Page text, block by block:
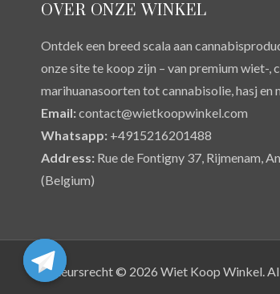
OVER ONZE WINKEL
Ontdek een breed scala aan
onze site te koop zijn – van premium wiet-,
marihuanasoorten tot cannabisolie, hasj en
Email:contact@wietkoopwinkel.com
Whatsapp: +4915216201488
Address: Rue de Fontigny 37, Rijmenam,
(Belgium)
Auteursrecht © 2026 Wiet Koop Winkel.